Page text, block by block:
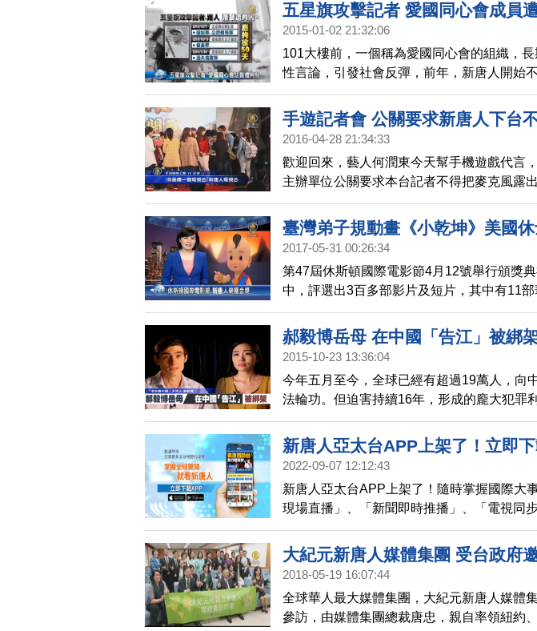
五星旗攻擊記者 愛國同心會成員
2015-01-02 21:32:06
101大樓前，一個稱為愛國同心會的組織，
性言論，引發社會反彈，前年，新唐人開始
察、採訪，卻遭到同心會成員，以五星旗攻
記者手機，去年，檢方對這起案件提起公訴
決，判處愛國同心會成員，強制罪及公然侮
手遊記者會 公關要求新唐人下台
2016-04-28 21:34:33
歡迎回來，藝人何潤東今天幫手機遊戲代言
主辦單位公關要求本台記者不得把麥克風露
背後有中國廠商。
臺灣弟子規動畫《小乾坤》美國
2017-05-31 00:26:34
第47屆休斯頓國際電影節4月12號舉行頒獎
中，評選出3百多部影片及短片，其中有11
人亞太台製作的3D兒童動畫片《天庭小子-
節目金獎，也是台灣第一部榮獲這項殊榮的動
郝毅博岳母 在中國「告江」被綁
2015-10-23 13:36:04
今年五月至今，全球已經有超過19萬人，向
法輪功。但迫害持續16年，形成的龐大犯罪
阻擋「法辦迫害元兇」。新唐人氣象主播 臣
主持人郝毅博的岳母，就因為控告江澤民，
警方抓捕。
新唐人亞太台APP上架了！立即
聞！
2022-09-07 12:12:43
新唐人亞太台APP上架了！隨時掌握國際大
現場直播」、「新聞即時推播」、「電視同
章」等好用功能，邀請大家一起來下載。
大紀元新唐人媒體集團 受台政府
2018-05-19 16:07:44
全球華人最大媒體集團，大紀元新唐人媒體
參訪，由媒體集團總裁唐忠，親自率領紐約